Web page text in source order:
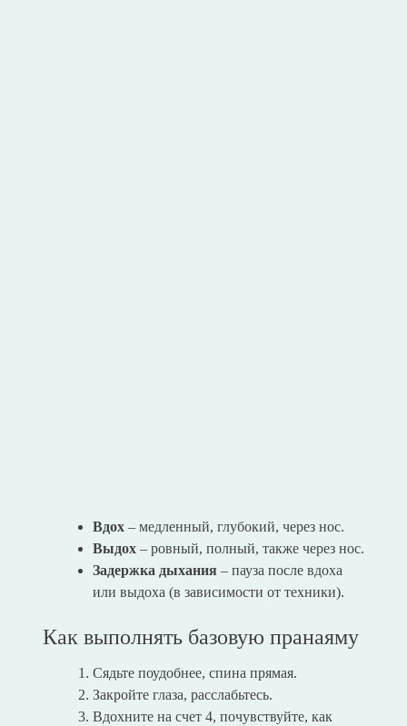
Вдох– медленный, глубокий, через нос.
Выдох– ровный, полный, также через нос.
Задержка дыхания – пауза после вдоха
или выдоха (в зависимости от техники).
Как выполнять базовую пранаяму
Сядьте поудобнее, спина прямая.
Закройте глаза, расслабьтесь.
Вдохните на счет 4, почувствуйте, как